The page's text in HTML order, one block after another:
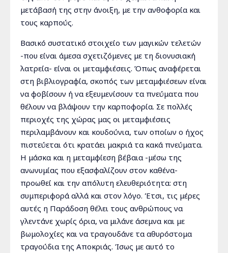
μετάβασή της στην άνοιξη, με την ανθοφορία και
τους καρπούς.
Βασικό συστατικό στοιχείο των μαγικών τελετών
-που είναι άμεσα σχετιζόμενες με τη διονυσιακή
λατρεία- είναι οι μεταμφιέσεις. Όπως αναφέρεται
στη βιβλιογραφία, σκοπός των μεταμφιέσεων είναι
να φοβίσουν ή να εξευμενίσουν τα πνεύματα που
θέλουν να βλάψουν την καρποφορία. Σε πολλές
περιοχές της χώρας μας οι μεταμφιέσεις
περιλαμβάνουν και κουδούνια, των οποίων ο ήχος
πιστεύεται ότι κρατάει μακριά τα κακά πνεύματα.
Η μάσκα και η μεταμφίεση βέβαια -μέσω της
ανωνυμίας που εξασφαλίζουν στον καθένα-
προωθεί και την απόλυτη ελευθεριότητα: στη
συμπεριφορά αλλά και στον λόγο. Έτσι, τις μέρες
αυτές η Παράδοση θέλει τους ανθρώπους να
γλεντάνε χωρίς όρια, να μιλάνε άσεμνα και με
βωμολοχίες και να τραγουδάνε τα αθυρόστομα
τραγούδια της Αποκριάς. Ίσως με αυτό το